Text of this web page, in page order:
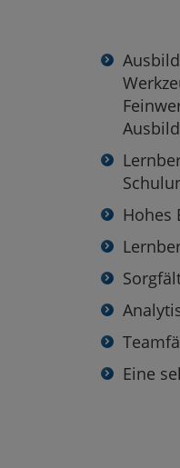
Hohes
Eine